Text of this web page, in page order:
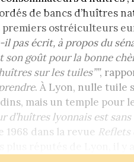
de bancs d’huîtres
premiers ostréiculteurs
pas écrit, à propos du
goût pour la bonne
sur les tuiles””,
. À Lyon, nulle tuile
mais un temple pour
d’huîtres lyonnais est
dans la revue Reflets